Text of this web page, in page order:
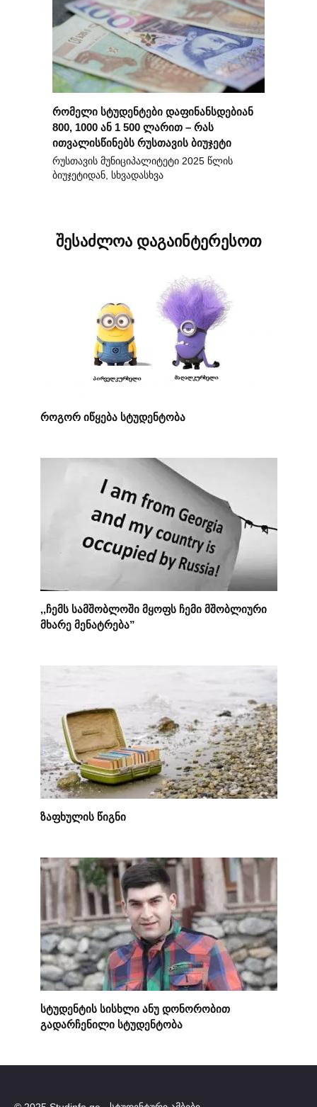
რომელი სტუდენტები დაფინანსდებიან
800, 1000 ან 1 500 ლარით – რას
ითვალისწინებს რუსთავის ბიუჯეტი
რუსთავის მუნიციპალიტეტი 2025 წლის
ბიუჯეტიდან, სხვადასხვა
შესაძლოა დაგაინტერესოთ
როგორ იწყება სტუდენტობა
,,ჩემს სამშობლოში მყოფს ჩემი მშობლიური
მხარე მენატრება”
ზაფხულის წიგნი
სტუდენტის სისხლი ანუ დონორობით
გადარჩენილი სტუდენტობა